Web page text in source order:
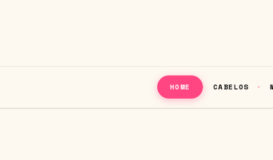
HOME CABELOS